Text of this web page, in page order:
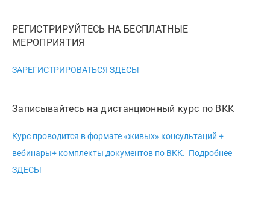
РЕГИСТРИРУЙТЕСЬ НА БЕСПЛАТНЫЕ
МЕРОПРИЯТИЯ
ЗАРЕГИСТРИРОВАТЬСЯ ЗДЕСЬ!
Записывайтесь на дистанционный курс по ВКК
Курс проводится в формате «живых» консультаций +
вебинары+ комплекты документов по ВКК. Подробнее
ЗДЕСЬ!